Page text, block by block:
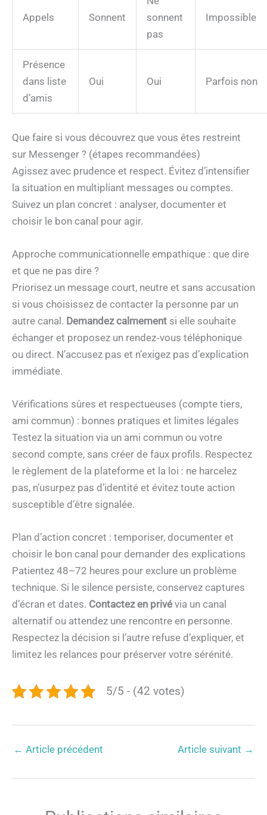
Appels Sonnent
sonnent
pas
Impossible
Présence
dans liste
d’amis
Oui Oui Parfois non
Que faire si vous découvrez que vous êtes restreint
sur Messenger ? (étapes recommandées)
Agissez avec prudence et respect. Évitez d’intensifier
la situation en multipliant messages ou comptes.
Suivez un plan concret : analyser, documenter et
choisir le bon canal pour agir.
Approche communicationnelle empathique : que dire
et que ne pas dire ?
Priorisez un message court, neutre et sans accusation
si vous choisissez de contacter la personne par un
autre canal. Demandez calmement si elle souhaite
échanger et proposez un rendez‑vous téléphonique
ou direct. N’accusez pas et n’exigez pas d’explication
immédiate.
Vérifications sûres et respectueuses (compte tiers,
ami commun) : bonnes pratiques et limites légales
Testez la situation via un ami commun ou votre
second compte, sans créer de faux profils. Respectez
le règlement de la plateforme et la loi : ne harcelez
pas, n’usurpez pas d’identité et évitez toute action
susceptible d’être signalée.
Plan d’action concret : temporiser, documenter et
choisir le bon canal pour demander des explications
Patientez 48–72 heures pour exclure un problème
technique. Si le silence persiste, conservez captures
d’écran et dates. Contactez en privé via un canal
alternatif ou attendez une rencontre en personne.
Respectez la décision si l’autre refuse d’expliquer, et
limitez les relances pour préserver votre sérénité.
5/5 - (42 votes)
← Article précédent Article suivant →